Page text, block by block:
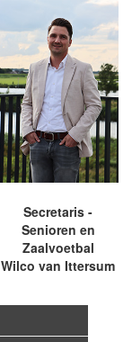
Secretaris -
Senioren en
Zaalvoetbal
Wilco van Ittersum